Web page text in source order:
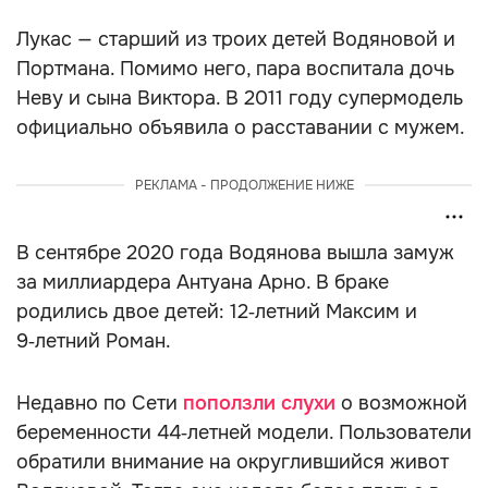
Лукас — старший из троих детей Водяновой и
Портмана. Помимо него, пара воспитала дочь
Неву и сына Виктора. В 2011 году супермодель
официально объявила о расставании с мужем.
РЕКЛАМА - ПРОДОЛЖЕНИЕ НИЖЕ
В сентябре 2020 года Водянова вышла замуж
за миллиардера Антуана Арно. В браке
родились двое детей: 12‑летний Максим и
9‑летний Роман.
Недавно по Сети поползли слухи о возможной
беременности 44‑летней модели. Пользователи
обратили внимание на округлившийся живот